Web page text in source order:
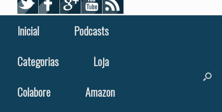
Inicial
Podcasts
Categorias
Loja
Colabore
Amazon